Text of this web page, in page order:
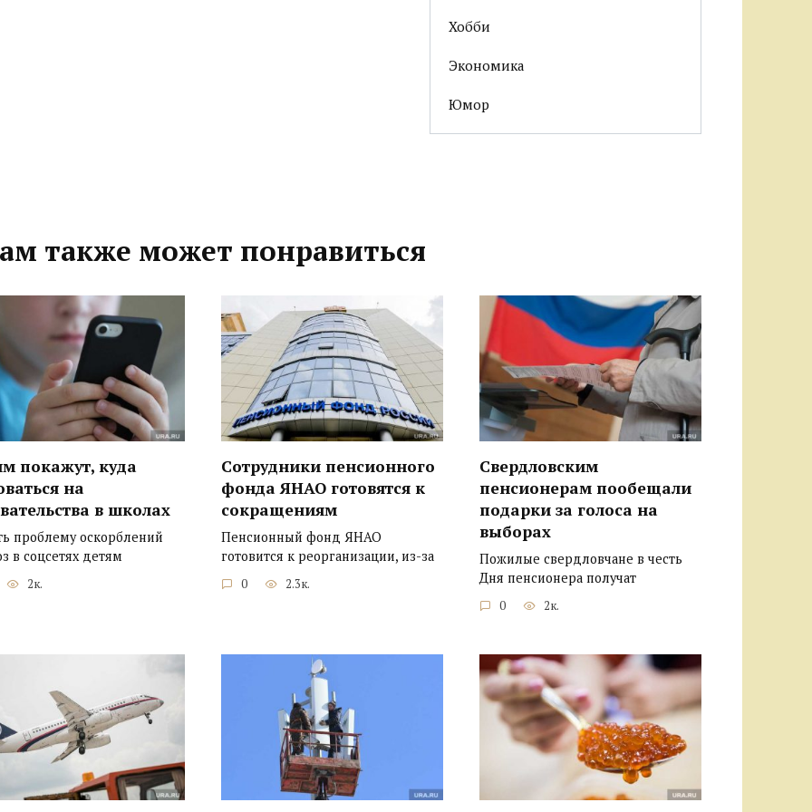
Хобби
Экономика
Юмор
также может понравиться
покажут, куда
на
в школах
проблему оскорблений
в соцсетях детям
2к.
Сотрудники пенсионного
фонда ЯНАО готовятся к
сокращениям
Пенсионный фонд ЯНАО
готовится к реорганизации, из-за
0 2.3к.
Свердловским
пенсионерам пообещали
подарки за голоса на
выборах
Пожилые свердловчане в честь
Дня пенсионера получат
0 2к.